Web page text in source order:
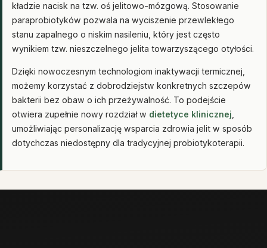
kładzie nacisk na tzw. oś jelitowo-mózgową. Stosowanie
paraprobiotyków pozwala na wyciszenie przewlekłego
stanu zapalnego o niskim nasileniu, który jest często
wynikiem tzw. nieszczelnego jelita towarzyszącego otyłości.
Dzięki nowoczesnym technologiom inaktywacji termicznej,
możemy korzystać z dobrodziejstw konkretnych szczepów
bakterii bez obaw o ich przeżywalność. To podejście
otwiera zupełnie nowy rozdział w dietetyce klinicznej
umożliwiając personalizację wsparcia zdrowia jelit w sposób
dotychczas niedostępny dla tradycyjnej probiotykoterapii.